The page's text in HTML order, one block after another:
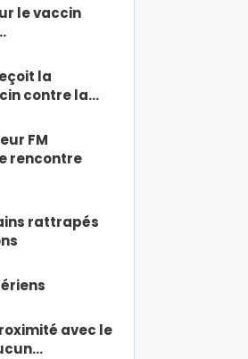
le vaccin
la
contre la…
FM
rencontre
rattrapés
avec le